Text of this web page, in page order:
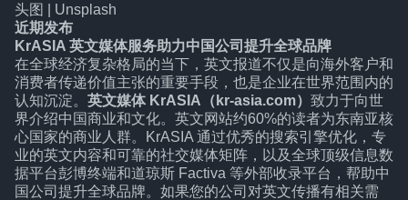
头图 | Unsplash
近期发布
KrASIA 英文媒体服务助力中国公司提升全球品牌
在全球经济复杂格局的当下，英文报道不仅是向海外客户和
消费者传递价值主张的重要手段，也是企业在世界范围内的
认知沉淀。 英文媒体 KrASIA（kr-asia.com） 致力于向世
界介绍中国商业和文化。英文网站约60%的读者为东南亚核
心国家的商业人群。KrASIA 通过优秀的搜索引擎优化，专
业的英文内容和可靠的社交媒体矩阵，以及全球顶级信息数
据平台彭博终端和道琼斯 Factiva 等外部收录平台，帮助中
国公司提升全球品牌。如果您的公司对英文传播有相关需